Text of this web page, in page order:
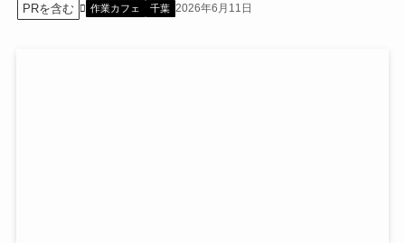
PRを含む 作業カフェ 千葉 2026年6月11日